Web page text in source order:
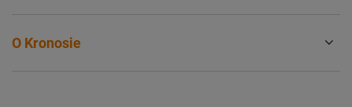
O Kronosie